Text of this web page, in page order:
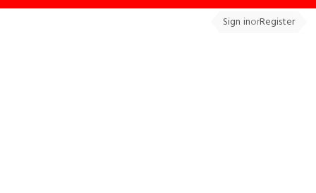
Sign inorRegister